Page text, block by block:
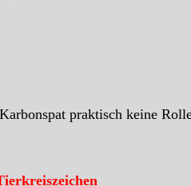
praktisch keine